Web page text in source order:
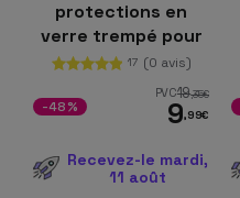
protections en
verre trempé pour
Xiaomi Redmi Pad 2
17 (0 avis)
PVC19,35€
9,99€
-48%
Recevez-le mardi,
11 août